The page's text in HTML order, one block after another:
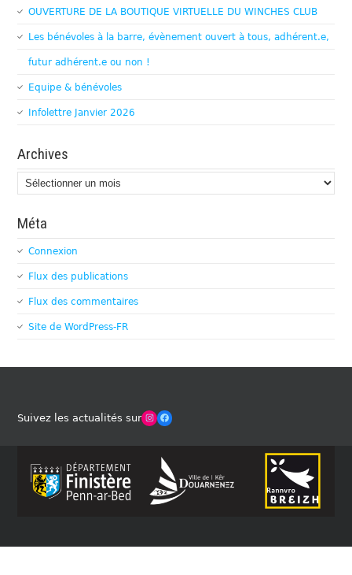
OUVERTURE DE LA BOUTIQUE VIRTUELLE DU WINCHES CLUB
Les bénévoles à la barre, évènement ouvert à tous, adhérent.e,
futur adhérent.e ou non !
Equipe & bénévoles
Infolettre Janvier 2026
Archives
Archives
Méta
Connexion
Flux des publications
Flux des commentaires
Site de WordPress-FR
Suivez les actualités surWinches Club OfficielFacebook